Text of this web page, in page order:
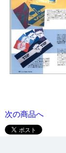
次の商品へ